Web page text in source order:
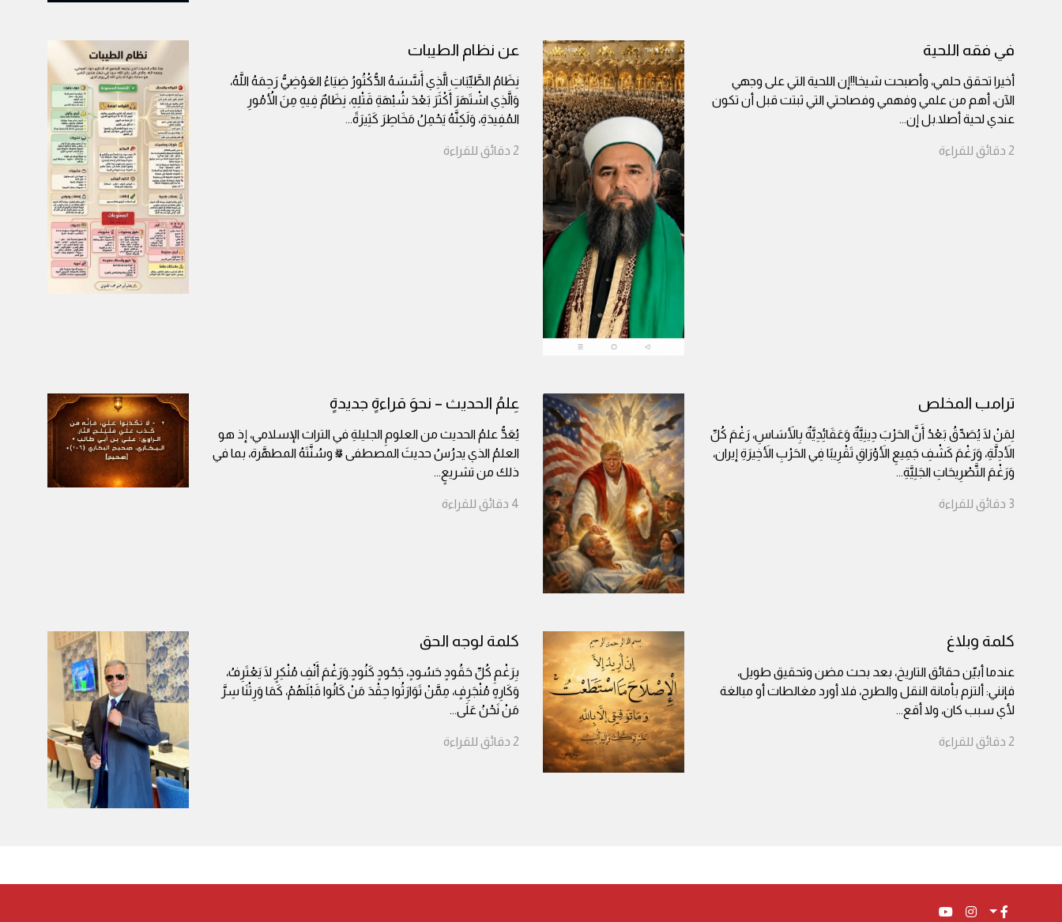
في فقه اللحية
أخيرا تحقق حلمي، وأصبحت شيخا!!إن اللحية التي على وجهي
الآن، أهم من علمي وفهمي وفصاحتي التي ثبتت قبل أن تكون
عندي لحية أصلا.بل إن...
2 دقائق للقراءة
عن نظام الطيبات
نِظَامُ الطَّيِّبَاتِ الَّذِي أَسَّسَهُ الدُّكْتُورُ ضِيَاءُ العَوْضِيُّ رَحِمَهُ اللَّهُ،
وَالَّذِي اشْتَهَرَ أَكْثَرَ بَعْدَ شُبْهَةِ قَتْلِهِ، نِظَامٌ فِيهِ مِنَ الأُمُورِ
المُفِيدَةِ، وَلَكِنَّهُ يَحْمِلُ مَخَاطِرَ كَثِيرَةً...
2 دقائق للقراءة
ترامب المخلص
لِمَنْ لَا يُصَدِّقُ بَعْدُ أَنَّ الحَرْبَ دِينِيَّةٌ وَعَقَائِدِيَّةٌ بِالأَسَاسِ، رَغْمَ كُلِّ
الأَدِلَّةِ، وَرَغْمَ كَشْفِ جَمِيعِ الأَوْرَاقِ تَقْرِيبًا فِي الحَرْبِ الأَخِيرَةِ إيران،
وَرَغْمَ التَّصْرِيحَاتِ الجَلِيَّةِ...
3 دقائق للقراءة
عِلمُ الحديث – نحوَ قراءةٍ جديدةٍ
يُعَدُّ علمُ الحديث من العلومِ الجليلةِ في التراث الإسلامي، إذ هو
العلمُ الذي يدرُسُ حديثَ المصطفى ﷺ وسُنَّتَهُ المطهَّرة، بما في
ذلك من تشريعٍ...
4 دقائق للقراءة
كلمة وبلاغ
عندما أبيّن حقائق التاريخ، بعد بحث مضن وتحقيق طويل،
فإنني: ألتزم بأمانة النقل والطرح، فلا أورد مغالطات أو مبالغة
لأي سبب كان، ولا أقع...
2 دقائق للقراءة
كلمة لوجه الحق
بِرَغْمِ كُلِّ حَقُودٍ حَسُودٍ، جَحُودٍ كَنُودٍ.وَرَغْمَ أَنْفِ مُنْكِرٍ لَا يَعْتَرِفُ،
وَكَارِهٍ مُنْجَرِفٍ، مِمَّنْ تَوَارَثُوا حِقْدَ مَنْ كَانُوا قَبْلَهُمْ، كَمَا وَرِثْنَا سِرَّ
مَنْ نَحْنُ عَلَى...
2 دقائق للقراءة